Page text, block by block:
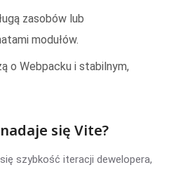
zasobów lub
modułów.
o Webpacku i stabilnym,
się Vite?
szybkość iteracji dewelopera,